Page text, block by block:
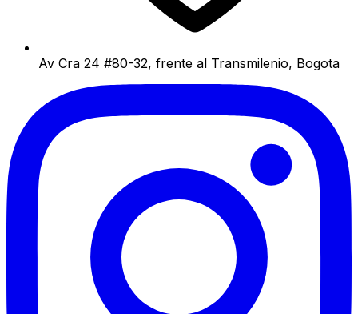
Av Cra 24 #80-32, frente al Transmilenio, Bogota